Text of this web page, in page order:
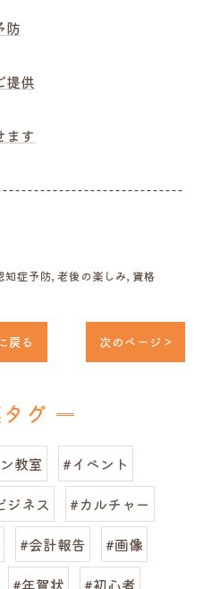
防
提供
ます
知症予防 老後の楽しみ 資格
戻る 次のページ >
グ
教室
#イベント
ジネス
#カルチャー
#会計報告
#画像
#年賀状 #初心者